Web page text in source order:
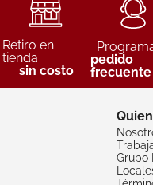
Retiro en
tienda
sin costo
pedido
frecuente
Grupo